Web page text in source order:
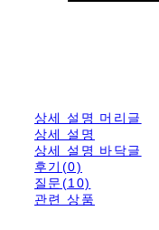
상세 설명 머리글
상세 설명
상세 설명 바닥글
후기(0)
질문(10)
관련 상품